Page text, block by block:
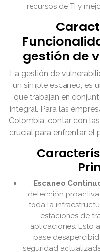
recursos de TI y
gestión de
La gestión de
un simple escaneo; es
que trabajan en
integral. Para las
Colombia, contar con
crucial para enfrentar el
Escaneo
detección
toda la
estaciones de
aplicaciones. Esto
pase
seguridad